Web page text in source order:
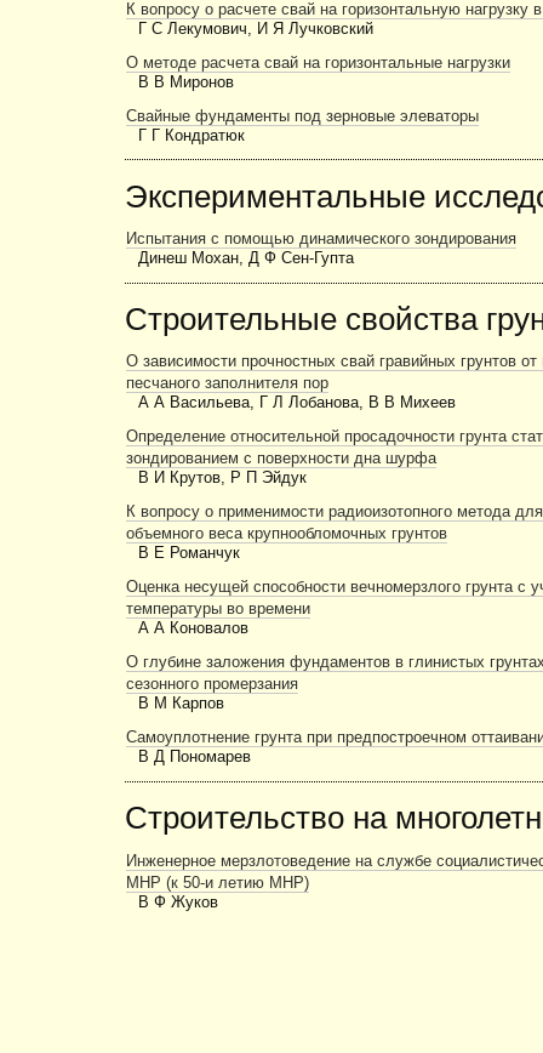
К вопросу о расчете свай на горизонтальную нагрузку
Г С Лекумович, И Я Лучковский
О методе расчета свай на горизонтальные нагрузки
В В Миронов
Свайные фундаменты под зерновые элеваторы
Г Г Кондратюк
Экспериментальные
Испытания с помощью динамического зондирования
Динеш Мохан, Д Ф Сен-Гупта
Строительные свойства
О зависимости прочностных свай гравийных грунтов от
песчаного заполнителя пор
А А Васильева, Г Л Лобанова, В В Михеев
Определение относительной просадочности грунта
зондированием с поверхности дна шурфа
В И Крутов, Р П Эйдук
К вопросу о применимости радиоизотопного метода
объемного веса крупнообломочных грунтов
В Е Романчук
Оценка несущей способности вечномерзлого грунта с
температуры во времени
А А Коновалов
О глубине заложения фундаментов в глинистых
сезонного промерзания
В М Карпов
Самоуплотнение грунта при предпостроечном
В Д Пономарев
Строительство на
Инженерное мерзлотоведение на службе
МНР (к 50-и летию МНР)
В Ф Жуков